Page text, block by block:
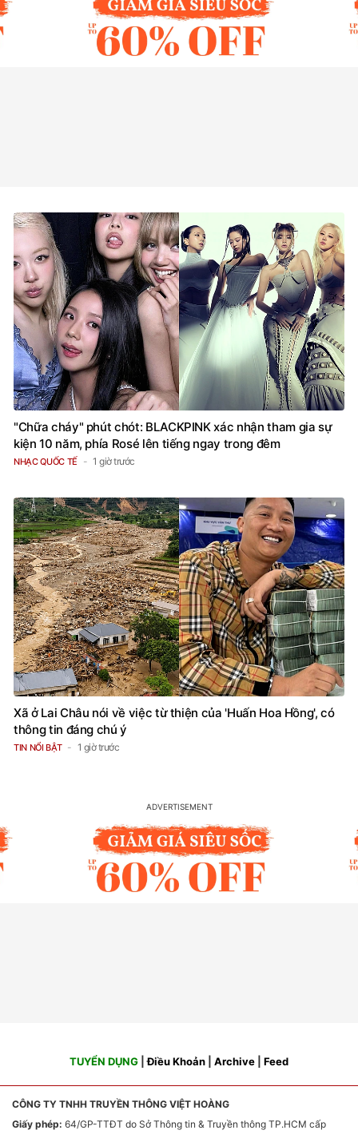
"Chữa cháy" phút chót: BLACKPINK xác nhận tham gia sự
kiện 10 năm, phía Rosé lên tiếng ngay trong đêm
NHẠC QUỐC TẾ 1 giờ trước
Xã ở Lai Châu nói về việc từ thiện của 'Huấn Hoa Hồng', có
thông tin đáng chú ý
TIN NỔI BẬT 1 giờ trước
TUYỂN DỤNG |Điều Khoản Archive Feed
CÔNG TY TNHH TRUYỀN THÔNG VIỆT HOÀNG
Giấy phép: 64/GP-TTĐT do Sở Thông tin & Truyền thông TP.HCM cấp